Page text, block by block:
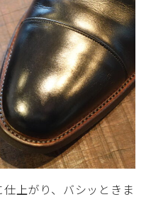
上がり、バシッときま